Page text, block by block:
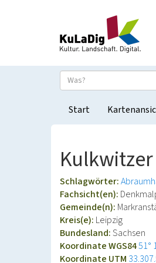
Start
Schlagwörter:
Fachsicht(en):
Gemeinde(n):
Kreis(e): Leipzig
Bundesland:Sachsen
Koordinate WGS8451°
Koordinate UTM